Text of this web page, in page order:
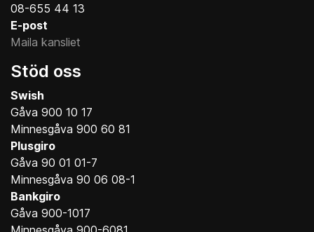
08-655 44 13
E-post
Maila kansliet
Stöd oss
Swish
Gåva 900 10 17
Minnesgåva 900 60 81
Plusgiro
Gåva 90 01 01-7
Minnesgåva 90 06 08-1
Bankgiro
Gåva 900-1017